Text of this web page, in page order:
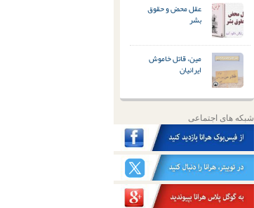
عقل محض و حقوق
بشر
مین، قاتل خاموش
ایرانیان
شبکه های اجتماعی